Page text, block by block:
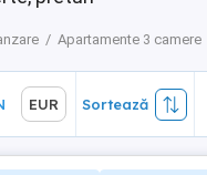
Apartamente 3 camere
EUR Sortează